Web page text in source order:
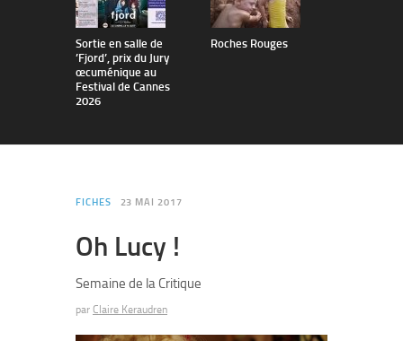
Sortie en salle de
’Fjord’, prix du Jury
œcuménique au
Festival de Cannes
2026
Roches Rouges
FICHES 23 MAI 2017
Oh Lucy !
Semaine de la Critique
par Claire Keraudren